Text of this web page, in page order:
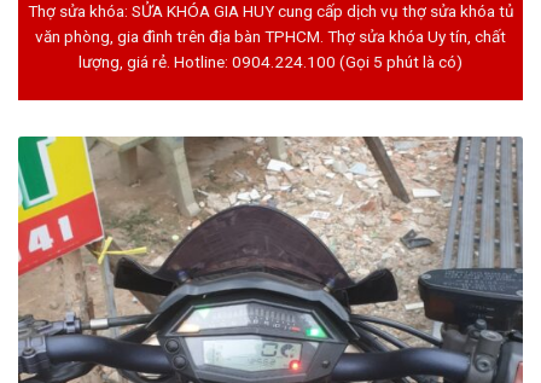
Thợ sửa khóa: SỬA KHÓA GIA HUY cung cấp dịch vụ thợ sửa khóa tủ
văn phòng, gia đình trên địa bàn TPHCM. Thợ sửa khóa Uy tín, chất
lượng, giá rẻ. Hotline: 0904.224.100 (Gọi 5 phút là có)